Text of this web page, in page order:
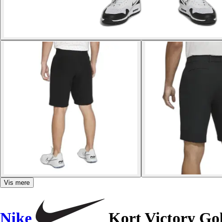
Vis mere
Nike Kort Victory